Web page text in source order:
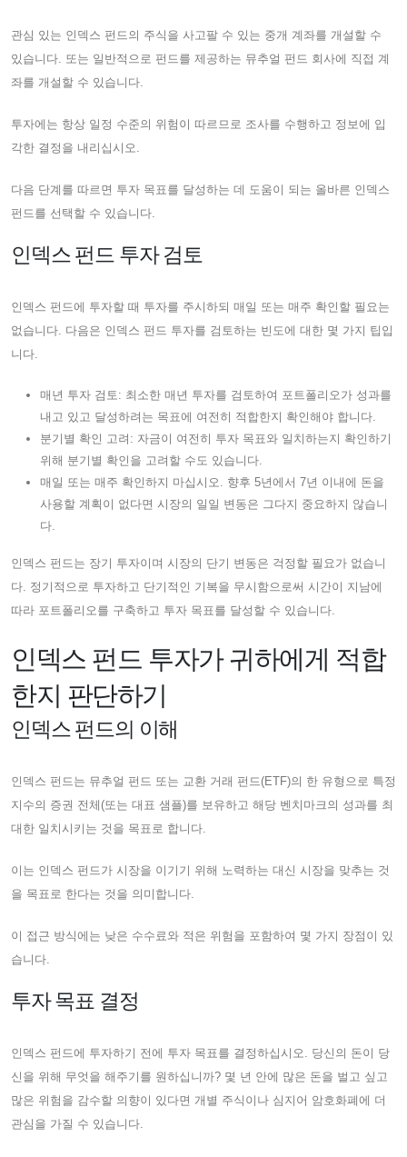
관심 있는 인덱스 펀드의 주식을 사고팔 수 있는 중개 계좌를 개설할 수
있습니다. 또는 일반적으로 펀드를 제공하는 뮤추얼 펀드 회사에 직접 계
좌를 개설할 수 있습니다.
투자에는 항상 일정 수준의 위험이 따르므로 조사를 수행하고 정보에 입
각한 결정을 내리십시오.
다음 단계를 따르면 투자 목표를 달성하는 데 도움이 되는 올바른 인덱스
펀드를 선택할 수 있습니다.
인덱스 펀드 투자 검토
인덱스 펀드에 투자할 때 투자를 주시하되 매일 또는 매주 확인할 필요는
없습니다. 다음은 인덱스 펀드 투자를 검토하는 빈도에 대한 몇 가지 팁입
니다.
매년 투자 검토: 최소한 매년 투자를 검토하여 포트폴리오가 성과를
내고 있고 달성하려는 목표에 여전히 적합한지 확인해야 합니다.
분기별 확인 고려: 자금이 여전히 투자 목표와 일치하는지 확인하기
위해 분기별 확인을 고려할 수도 있습니다.
매일 또는 매주 확인하지 마십시오. 향후 5년에서 7년 이내에 돈을
사용할 계획이 없다면 시장의 일일 변동은 그다지 중요하지 않습니
다.
인덱스 펀드는 장기 투자이며 시장의 단기 변동은 걱정할 필요가 없습니
다. 정기적으로 투자하고 단기적인 기복을 무시함으로써 시간이 지남에
따라 포트폴리오를 구축하고 투자 목표를 달성할 수 있습니다.
인덱스 펀드 투자가 귀하에게 적합
한지 판단하기
인덱스 펀드의 이해
인덱스 펀드는 뮤추얼 펀드 또는 교환 거래 펀드(ETF)의 한 유형으로 특정
지수의 증권 전체(또는 대표 샘플)를 보유하고 해당 벤치마크의 성과를 최
대한 일치시키는 것을 목표로 합니다.
이는 인덱스 펀드가 시장을 이기기 위해 노력하는 대신 시장을 맞추는 것
을 목표로 한다는 것을 의미합니다.
이 접근 방식에는 낮은 수수료와 적은 위험을 포함하여 몇 가지 장점이 있
습니다.
투자 목표 결정
인덱스 펀드에 투자하기 전에 투자 목표를 결정하십시오. 당신의 돈이 당
신을 위해 무엇을 해주기를 원하십니까? 몇 년 안에 많은 돈을 벌고 싶고
많은 위험을 감수할 의향이 있다면 개별 주식이나 심지어 암호화폐에 더
관심을 가질 수 있습니다.